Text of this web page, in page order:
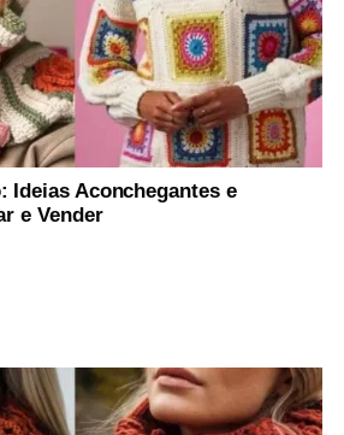
Ideias Aconchegantes e
e Vender